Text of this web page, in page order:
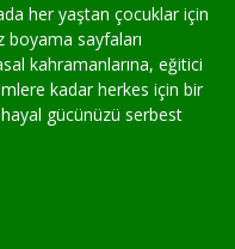
her yaştan çocuklar için
sayfaları
kahramanlarına, eğitici
kadar herkes için bir
hayal gücünüzü serbest